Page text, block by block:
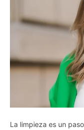
La limpieza es un